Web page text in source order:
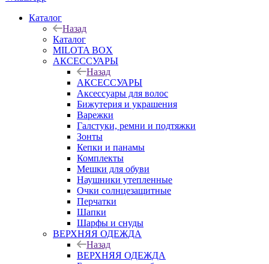
Каталог
Назад
Каталог
MILOTA BOX
АКСЕССУАРЫ
Назад
АКСЕССУАРЫ
Аксессуары для волос
Бижутерия и украшения
Варежки
Галстуки, ремни и подтяжки
Зонты
Кепки и панамы
Комплекты
Мешки для обуви
Наушники утепленные
Очки солнцезащитные
Перчатки
Шапки
Шарфы и снуды
ВЕРХНЯЯ ОДЕЖДА
Назад
ВЕРХНЯЯ ОДЕЖДА